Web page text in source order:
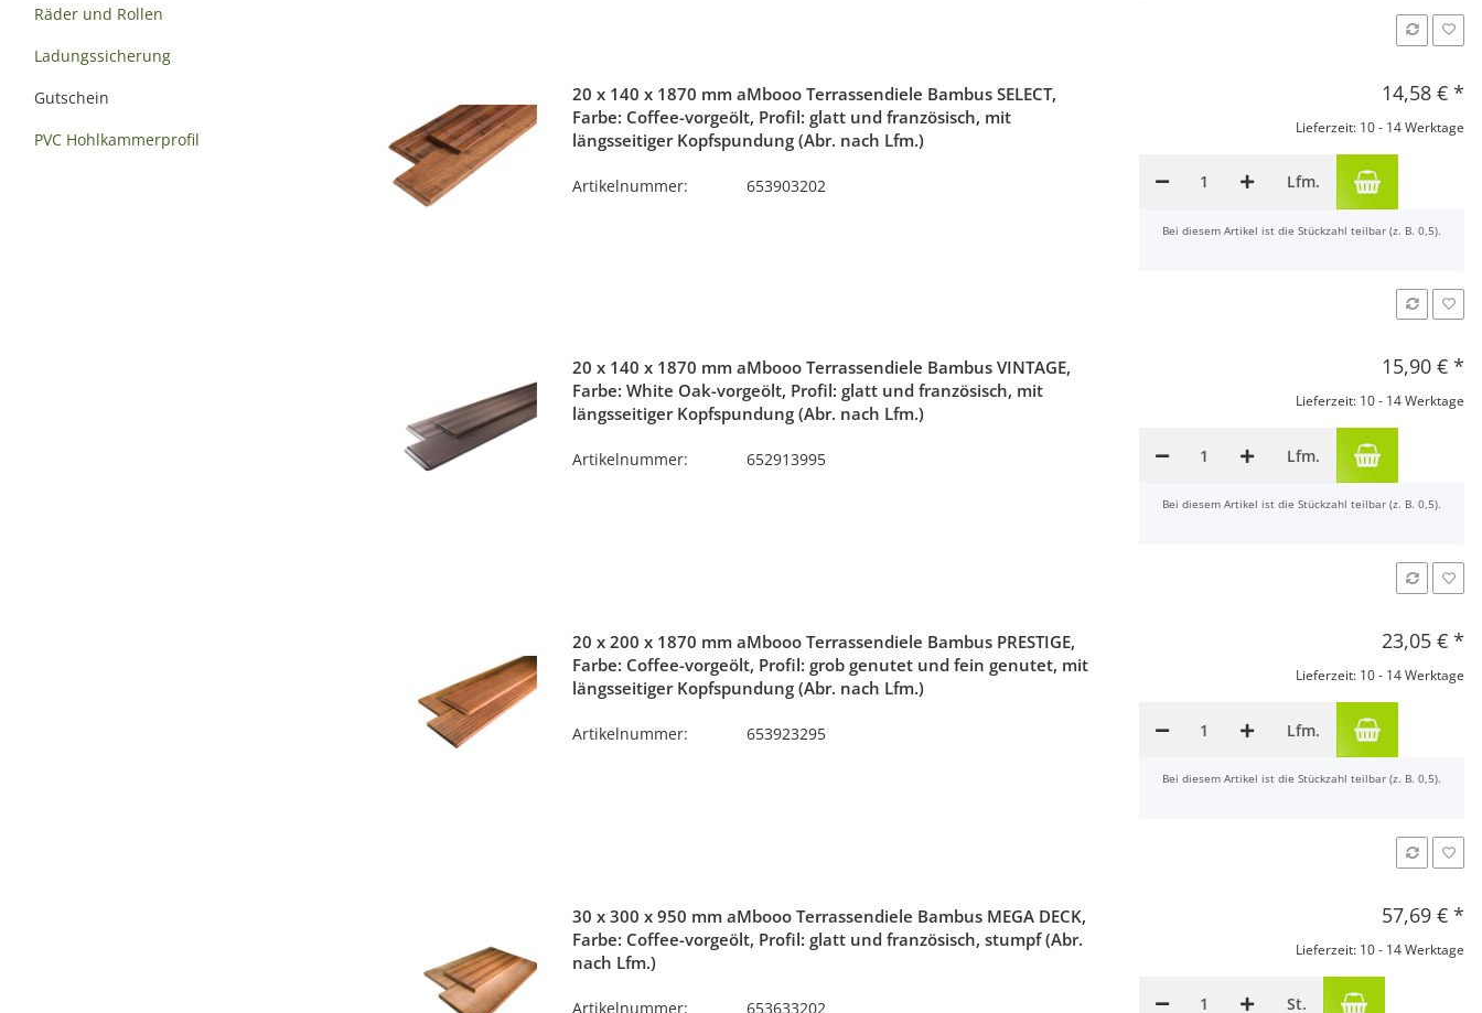
20 x 140 x 1870 mm aMbooo Terrassendiele Bambus SELECT,
Farbe: Coffee-vorgeölt, Profil: glatt und französisch, mit
längsseitiger Kopfspundung (Abr. nach Lfm.)
Artikelnummer: 653903202
14,58 € *
Lieferzeit: 10 - 14 Werktage
Lfm.
xBei diesem Artikel ist die Stückzahl teilbar (z. B. 0,5).
20 x 140 x 1870 mm aMbooo Terrassendiele Bambus VINTAGE,
Farbe: White Oak-vorgeölt, Profil: glatt und französisch, mit
längsseitiger Kopfspundung (Abr. nach Lfm.)
Artikelnummer: 652913995
15,90 € *
Lieferzeit: 10 - 14 Werktage
Lfm.
xBei diesem Artikel ist die Stückzahl teilbar (z. B. 0,5).
20 x 200 x 1870 mm aMbooo Terrassendiele Bambus PRESTIGE,
Farbe: Coffee-vorgeölt, Profil: grob genutet und fein genutet, mit
längsseitiger Kopfspundung (Abr. nach Lfm.)
Artikelnummer: 653923295
23,05 € *
Lieferzeit: 10 - 14 Werktage
Lfm.
xBei diesem Artikel ist die Stückzahl teilbar (z. B. 0,5).
30 x 300 x 950 mm aMbooo Terrassendiele Bambus MEGA DECK,
Farbe: Coffee-vorgeölt, Profil: glatt und französisch, stumpf (Abr.
nach Lfm.)
Artikelnummer: 653633202
57,69 € *
Lieferzeit: 10 - 14 Werktage
St.
Räder und Rollen
Ladungssicherung
Gutschein
PVC Hohlkammerprofil